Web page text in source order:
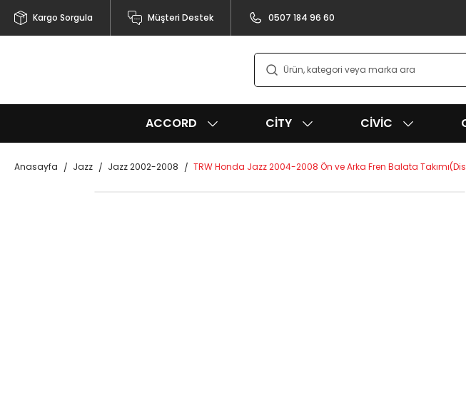
Kargo Sorgula Müşteri Destek 0507 184 96 60
ACCORD CITY CIVIC
Anasayfa Jazz Jazz 2002-2008 TRW Honda Jazz 2004-2008 Ön ve Arka Fren Balata